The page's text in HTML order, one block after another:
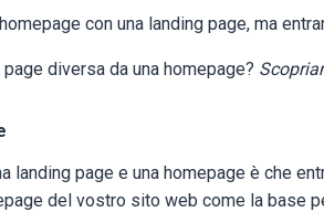
con una landing page, ma
diversa da una homepage?
landing page e una homepage è che
del vostro sito web come la base